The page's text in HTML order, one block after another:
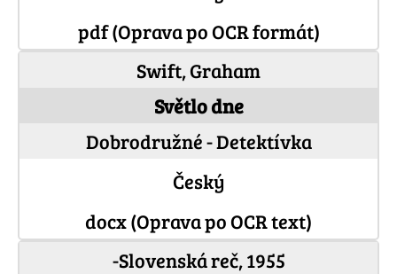
pdf (Oprava po OCR formát)
Swift, Graham
Světlo dne
Dobrodružné - Detektívka
Český
docx (Oprava po OCR text)
-Slovenská reč, 1955